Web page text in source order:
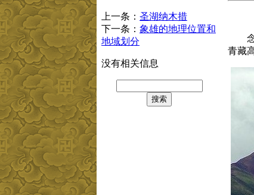
上一条： 圣湖纳木措
下一条： 象雄的地理位置和
地域划分
没有相关信息
念
青藏